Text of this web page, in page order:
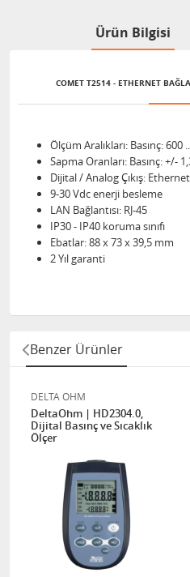
Ürün Bilgisi
COMET T2514 - ETHERNET
Ölçüm Aralıkları: Basınç: 600
Sapma Oranları: Basınç: +/-
Dijital / Analog Çıkış: Ethernet
9-30 Vdc enerji besleme
LAN Bağlantısı: RJ-45
IP30 - IP40 koruma sınıfı
Ebatlar: 88 x 73 x 39,5 mm
2 Yıl garanti
Benzer Ürünler
DELTA OHM
DeltaOhm | HD2304.0,
Dijital Basınç ve Sıcaklık
Ölçer